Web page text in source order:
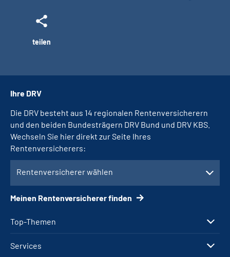
teilen
Top-Themen
Services
Ihre DRV
Die DRV besteht aus 14 regionalen Rentenversicherern
und den beiden Bundesträgern DRV Bund und DRV KBS.
Wechseln Sie hier direkt zur Seite Ihres
Rentenversicherers:
Rentenversicherer wählen
Meinen Rentenversicherer finden